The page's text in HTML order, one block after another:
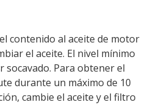
contenido al aceite de motor
el aceite. El nivel mínimo
socavado. Para obtener el
durante un máximo de 10
cambie el aceite y el filtro